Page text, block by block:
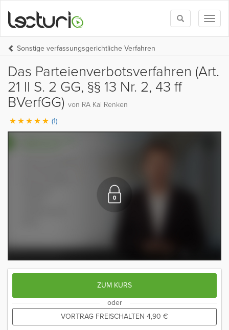
Toggle
search
Sonstige verfassungsgerichtliche Verfahren
Das Parteienverbotsverfahren (Art.
21 II S. 2 GG, §§ 13 Nr. 2, 43 ff
BVerfGG) von RA Kai Renken
(1)
ZUM KURS
oder
VORTRAG FREISCHALTEN 4,90 €